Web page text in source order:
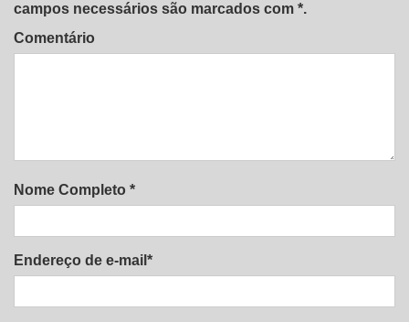
campos necessários são marcados com *.
Comentário
Nome Completo *
Endereço de e-mail*